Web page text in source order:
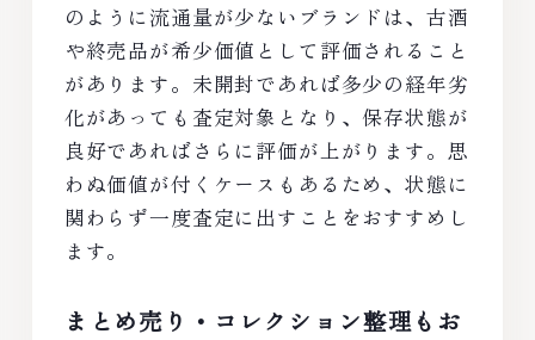
のように流通量が少ないブランドは、古酒
や終売品が希少価値として評価されること
があります。未開封であれば多少の経年劣
化があっても査定対象となり、保存状態が
良好であればさらに評価が上がります。思
わぬ価値が付くケースもあるため、状態に
関わらず一度査定に出すことをおすすめし
ます。
まとめ売り・コレクション整理もお